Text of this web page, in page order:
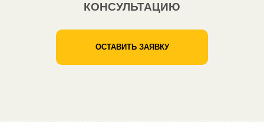
КОНСУЛЬТАЦИЮ
ОСТАВИТЬ ЗАЯВКУ